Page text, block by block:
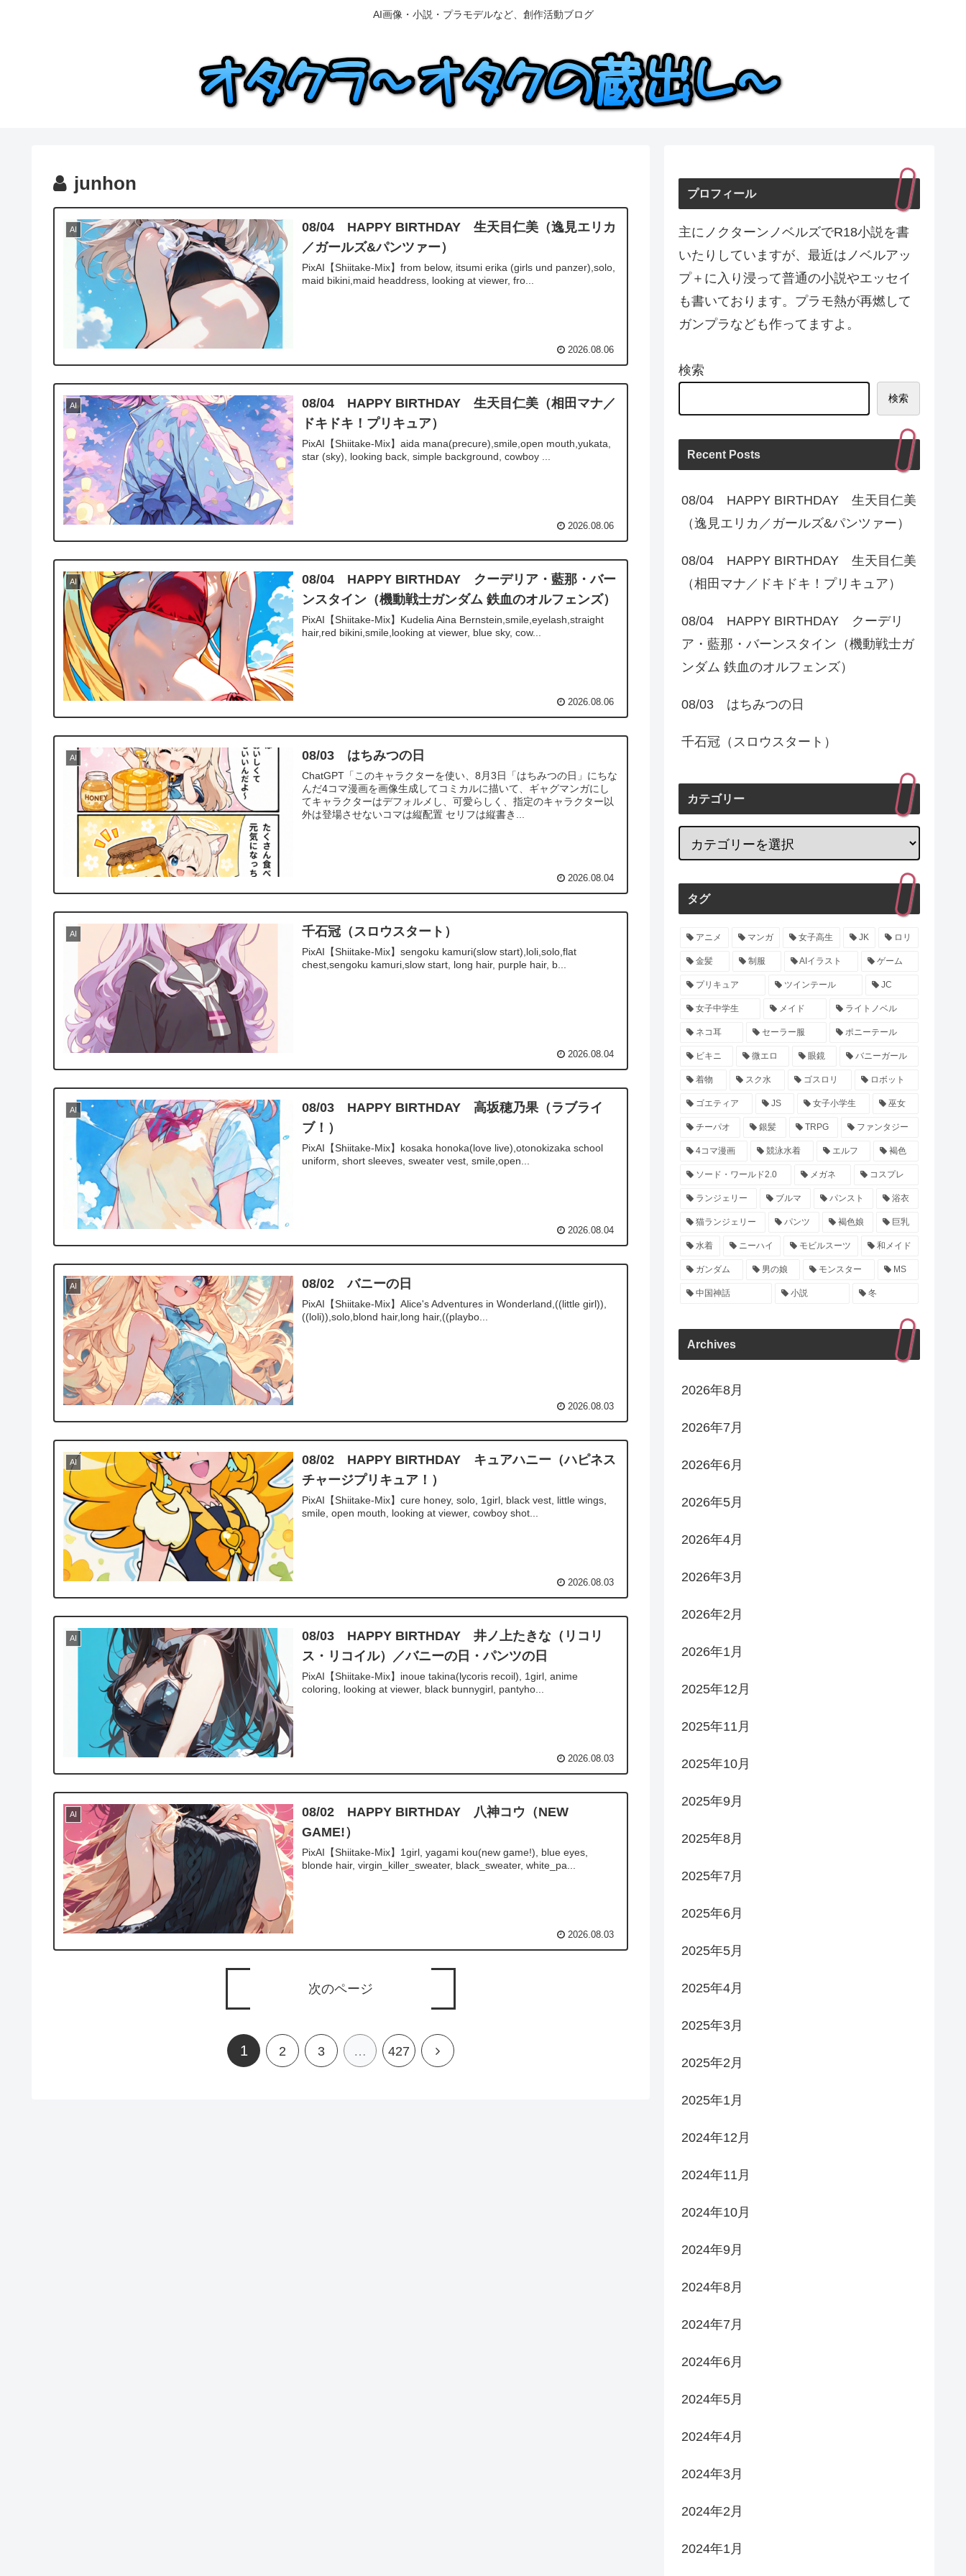
AI画像・小説・プラモデルなど、創作活動ブログ
junhon
AI
08/04 HAPPY BIRTHDAY 生天目仁美（逸見エリカ
／ガールズ&パンツァー）
PixAI【Shiitake-Mix】from below, itsumi erika (girls und panzer),solo,
maid bikini,maid headdress, looking at viewer, fro...
2026.08.06
AI
08/04 HAPPY BIRTHDAY 生天目仁美（相田マナ／
ドキドキ！プリキュア）
PixAI【Shiitake-Mix】aida mana(precure),smile,open mouth,yukata,
star (sky), looking back, simple background, cowboy ...
2026.08.06
AI
08/04 HAPPY BIRTHDAY クーデリア・藍那・バー
ンスタイン（機動戦士ガンダム 鉄血のオルフェンズ）
PixAI【Shiitake-Mix】Kudelia Aina Bernstein,smile,eyelash,straight
hair,red bikini,smile,looking at viewer, blue sky, cow...
2026.08.06
AI 08/03 はちみつの日
ChatGPT「このキャラクターを使い、8月3日「はちみつの日」にちな
んだ4コマ漫画を画像生成してコミカルに描いて、ギャグマンガにし
てキャラクターはデフォルメし、可愛らしく、指定のキャラクター以
外は登場させないコマは縦配置 セリフは縦書き...
2026.08.04
AI 千石冠（スロウスタート）
PixAI【Shiitake-Mix】sengoku kamuri(slow start),loli,solo,flat
chest,sengoku kamuri,slow start, long hair, purple hair, b...
2026.08.04
AI
08/03 HAPPY BIRTHDAY 高坂穂乃果（ラブライ
ブ！）
PixAI【Shiitake-Mix】kosaka honoka(love live),otonokizaka school
uniform, short sleeves, sweater vest, smile,open...
2026.08.04
AI 08/02 バニーの日
PixAI【Shiitake-Mix】Alice's Adventures in Wonderland,((little girl)),
((loli)),solo,blond hair,long hair,((playbo...
2026.08.03
AI
08/02 HAPPY BIRTHDAY キュアハニー（ハピネス
チャージプリキュア！）
PixAI【Shiitake-Mix】cure honey, solo, 1girl, black vest, little wings,
smile, open mouth, looking at viewer, cowboy shot...
2026.08.03
AI
08/03 HAPPY BIRTHDAY 井ノ上たきな（リコリ
ス・リコイル）／バニーの日・パンツの日
PixAI【Shiitake-Mix】inoue takina(lycoris recoil), 1girl, anime
coloring, looking at viewer, black bunnygirl, pantyho...
2026.08.03
AI
08/02 HAPPY BIRTHDAY 八神コウ（NEW
GAME!）
PixAI【Shiitake-Mix】1girl, yagami kou(new game!), blue eyes,
blonde hair, virgin_killer_sweater, black_sweater, white_pa...
2026.08.03
次のページ
1 2 3 … 427
プロフィール
主にノクターンノベルズでR18小説を書
いたりしていますが、最近はノベルアッ
プ＋に入り浸って普通の小説やエッセイ
も書いております。プラモ熱が再燃して
ガンプラなども作ってますよ。
検索
検索
Recent Posts
08/04 HAPPY BIRTHDAY 生天目仁美
（逸見エリカ／ガールズ&パンツァー）
08/04 HAPPY BIRTHDAY 生天目仁美
（相田マナ／ドキドキ！プリキュア）
08/04 HAPPY BIRTHDAY クーデリ
ア・藍那・バーンスタイン（機動戦士ガ
ンダム 鉄血のオルフェンズ）
08/03 はちみつの日
千石冠（スロウスタート）
カテゴリー
タグ
アニメ マンガ 女子高生 JK ロリ
金髪 制服 AIイラスト ゲーム
プリキュア ツインテール JC
女子中学生 メイド ライトノベル
ネコ耳 セーラー服 ポニーテール
ビキニ 微エロ 眼鏡 バニーガール
着物 スク水 ゴスロリ ロボット
ゴエティア JS 女子小学生 巫女
チーパオ 銀髪 TRPG ファンタジー
4コマ漫画 競泳水着 エルフ 褐色
ソード・ワールド2.0 メガネ コスプレ
ランジェリー ブルマ パンスト 浴衣
猫ランジェリー パンツ 褐色娘 巨乳
水着 ニーハイ モビルスーツ 和メイド
ガンダム 男の娘 モンスター MS
中国神話 小説 冬
Archives
2026年8月
2026年7月
2026年6月
2026年5月
2026年4月
2026年3月
2026年2月
2026年1月
2025年12月
2025年11月
2025年10月
2025年9月
2025年8月
2025年7月
2025年6月
2025年5月
2025年4月
2025年3月
2025年2月
2025年1月
2024年12月
2024年11月
2024年10月
2024年9月
2024年8月
2024年7月
2024年6月
2024年5月
2024年4月
2024年3月
2024年2月
2024年1月